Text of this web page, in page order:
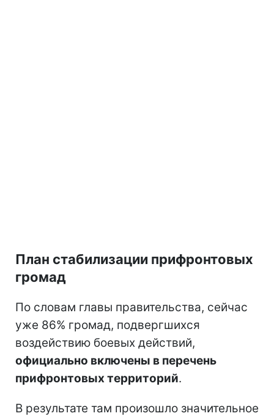
План стабилизации прифронтовых
громад
По словам главы правительства, сейчас
уже 86% громад, подвергшихся
воздействию боевых действий,
официально включены в перечень
прифронтовых территорий.
В результате там произошло значительное